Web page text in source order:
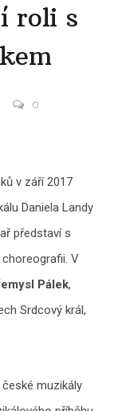
roli s
0
v září 2017
Daniela Landy
představí s
V
Pálek,
Srdcový král,
muzikály